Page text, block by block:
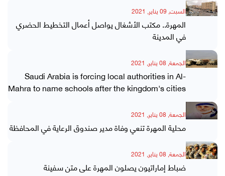
السبت, 09 يناير, 2021
المهرة.. مكتب الأشغال يواصل أعمال التخطيط الحضري
في المدينة
الجمعة, 08 يناير, 2021
Saudi Arabia is forcing local authorities in Al-
Mahra to name schools after the kingdom's cities
الجمعة, 08 يناير, 2021
محلية المهرة تنعي وفاة مدير صندوق الرعاية في المحافظة
الجمعة, 08 يناير, 2021
ضباط إماراتيون يصلون المهرة على متن سفينة